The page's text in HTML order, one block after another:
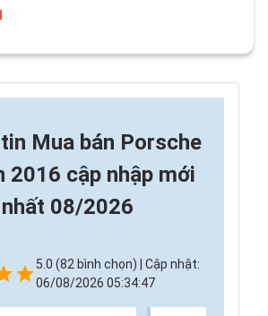
Mua bán Porsche
2016 cập nhập mới
nhất 08/2026
5.0 (82 bình chọn) | Cập nhật:
06/08/2026 05:34:47